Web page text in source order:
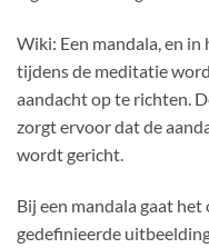
Wiki: Een mandala, en
tijdens de meditatie
aandacht op te richten.
zorgt ervoor dat de
wordt gericht.
Bij een mandala gaat
gedefinieerde